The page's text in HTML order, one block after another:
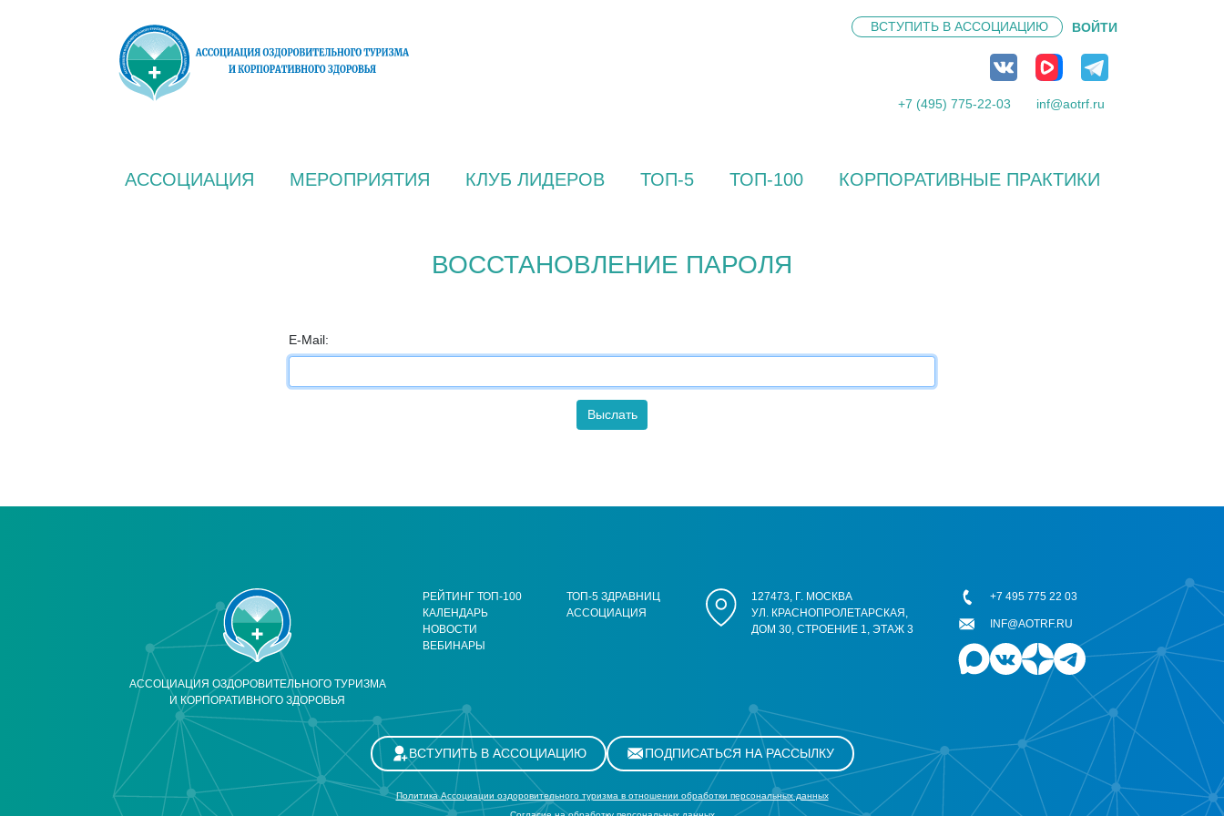
ВСТУПИТЬ В АССОЦИАЦИЮ ВОЙТИ
+7 (495) 775-22-03 inf@aotrf.ru
АССОЦИАЦИЯ МЕРОПРИЯТИЯ КЛУБ ЛИДЕРОВ ТОП-5 ТОП-100 КОРПОРАТИВНЫЕ ПРАКТИКИ
ВОССТАНОВЛЕНИЕ ПАРОЛЯ
E-Mail:
АССОЦИАЦИЯ ОЗДОРОВИТЕЛЬНОГО ТУРИЗМА
И КОРПОРАТИВНОГО ЗДОРОВЬЯ
РЕЙТИНГ ТОП-100
КАЛЕНДАРЬ
НОВОСТИ
ВЕБИНАРЫ
ТОП-5 ЗДРАВНИЦ
АССОЦИАЦИЯ
127473, Г. МОСКВА
УЛ. КРАСНОПРОЛЕТАРСКАЯ,
ДОМ 30, СТРОЕНИЕ 1, ЭТАЖ 3
+7 495 775 22 03
INF@AOTRF.RU
ВСТУПИТЬ В АССОЦИАЦИЮ ПОДПИСАТЬСЯ НА РАССЫЛКУ
Политика Ассоциации оздоровительного туризма в отношении обработки персональных данных